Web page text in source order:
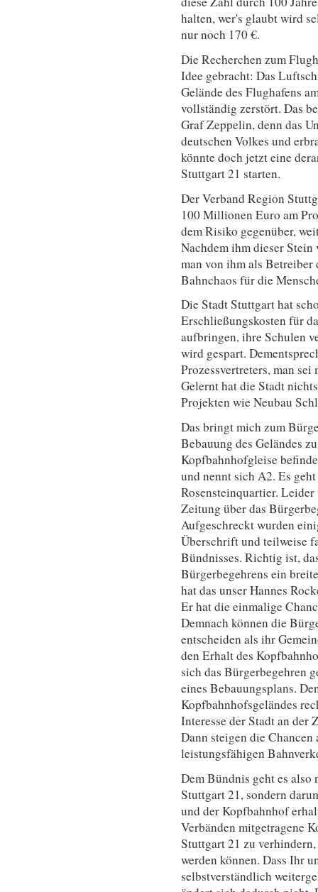
halten, wer's glaubt wird
nur noch 170 €.
Die Recherchen zum
Idee gebracht: Das
Gelände des Flughafens
vollständig zerstört. Das
Graf Zeppelin, denn das
deutschen Volkes und
könnte doch jetzt eine
Stuttgart 21 starten.
Der Verband Region
100 Millionen Euro am
dem Risiko gegenüber,
Nachdem ihm dieser
man von ihm als
Bahnchaos für die
Die Stadt Stuttgart hat
Erschließungskosten für
aufbringen, ihre Schulen
wird gespart.
Prozessvertreters, man
Gelernt hat die Stadt
Projekten wie Neubau
Das bringt mich zum
Bebauung des Geländes
Kopfbahnhofgleise
und nennt sich A2. Es
Rosensteinquartier.
Zeitung über das
Aufgeschreckt wurden
Überschrift und teilweise
Bündnisses. Richtig ist,
Bürgerbegehrens ein
hat das unser Hannes
Er hat die einmalige
Demnach können die
entscheiden als ihr
den Erhalt des
sich das Bürgerbegehren
eines Bebauungsplans.
Kopfbahnhofsgeländes
Interesse der Stadt an der
Dann steigen die
leistungsfähigen
Dem Bündnis geht es also
Stuttgart 21, sondern
und der Kopfbahnhof
Verbänden mitgetragene
Stuttgart 21 zu
werden können. Dass Ihr
selbstverständlich